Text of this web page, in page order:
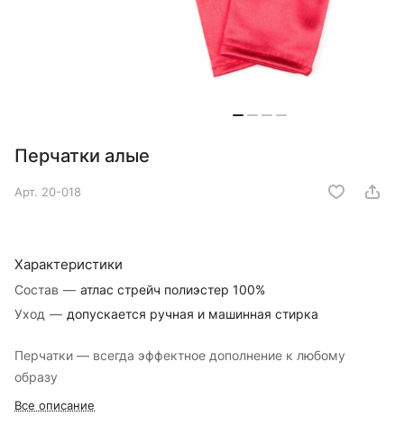
Перчатки алые
Арт. 20-018
Характеристики
Состав — атлас стрейч полиэстер 100%
Уход — допускается ручная и машинная стирка
Перчатки — всегда эффектное дополнение к любому
образу
Все описание